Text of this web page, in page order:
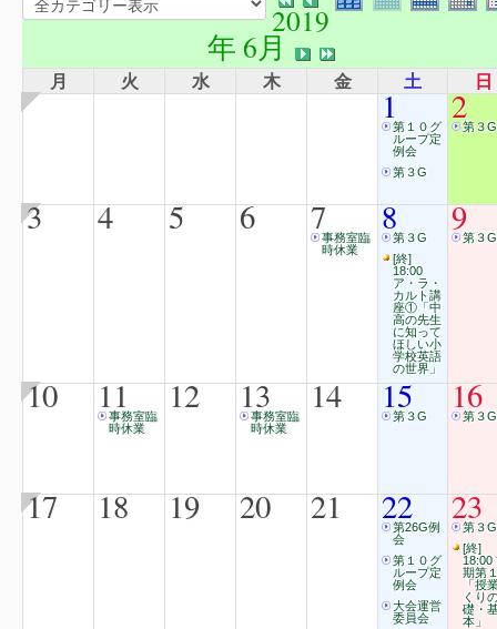
2019
年 6月
月 火 水 木 金 土 日
1第１０グ
ループ定
例会
第３G
2第３G
3 4 5 6 7事務室臨
時休業
8第３G
[終]
18:00
ア・ラ・
カルト講
座①「中
高の先生
に知って
ほしい小
学校英語
の世界」
9第３G
10 11
事務室臨
時休業
12 13
事務室臨
時休業
14 15
第３G 16
第３G
17 18 19 20 21 22
第26G例
会
第１０グ
ループ定
例会
大会運営
委員会
23
第３G
[終]
18:00
期第
「授
くり
礎・
本」